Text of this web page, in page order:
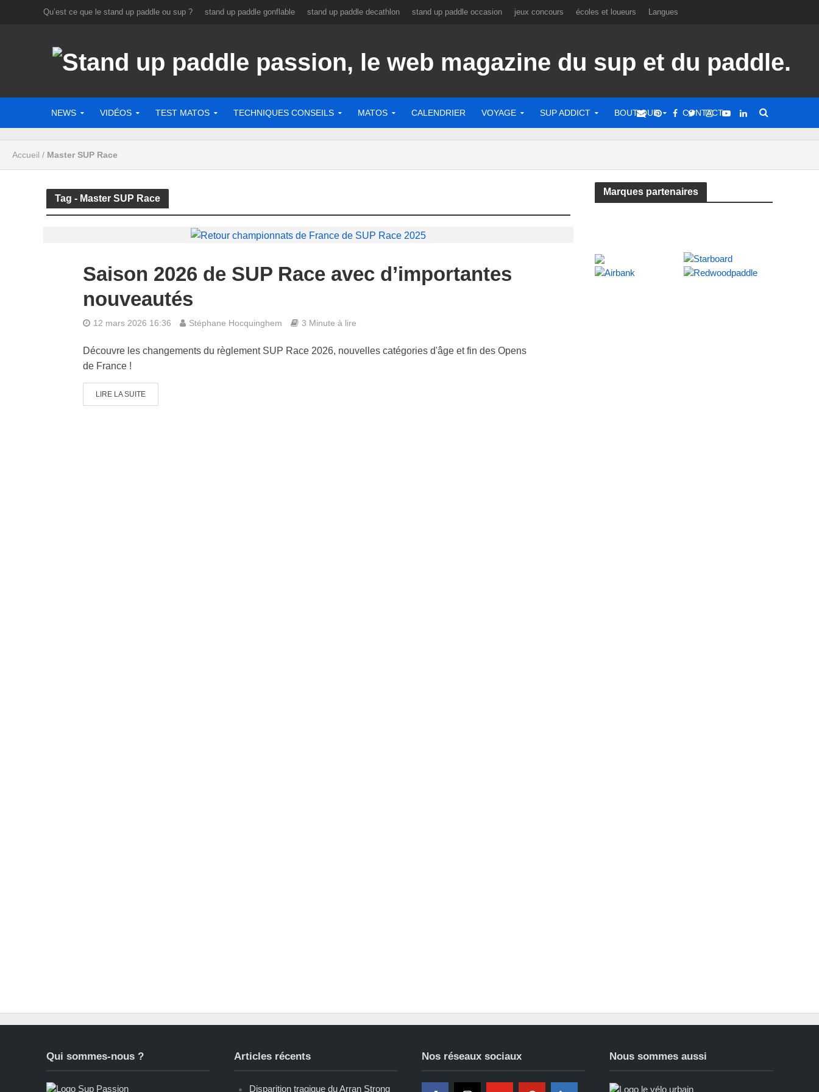
Qu’est ce que le stand up paddle ou sup ? stand up paddle gonflable stand up paddle decathlon stand up paddle occasion jeux concours écoles et loueurs Langues
NEWS VIDÉOS TEST MATOS TECHNIQUES CONSEILS MATOS CALENDRIER VOYAGE SUP ADDICT BOUTIQUE CONTACT
Accueil / Master SUP Race
Tag - Master SUP Race
Saison 2026 de SUP Race avec d’importantes
nouveautés
12 mars 2026 16:36 Stéphane Hocquinghem 3 Minute à lire
Découvre les changements du règlement SUP Race 2026, nouvelles catégories d'âge et fin des Opens
de France !
LIRE LA SUITE
Marques partenaires
Qui sommes-nous ? Articles récents
Disparition tragique du Arran Strong
Nos réseaux sociaux Nous sommes aussi